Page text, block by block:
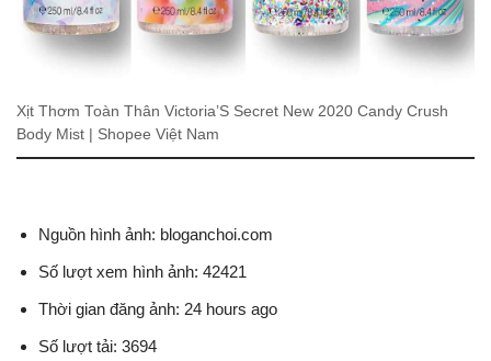
Xịt Thơm Toàn Thân Victoria’S Secret New 2020 Candy Crush
Body Mist | Shopee Việt Nam
Nguồn hình ảnh: bloganchoi.com
Số lượt xem hình ảnh: 42421
Thời gian đăng ảnh: 24 hours ago
Số lượt tải: 3694